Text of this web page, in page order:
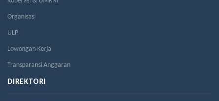
Organisasi
ULP
Lowongan Kerja
Transparansi Anggaran
DIREKTORI